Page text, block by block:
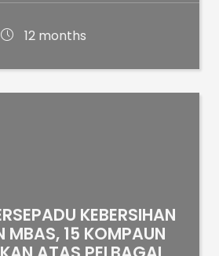
12 months
KEBERSIHAN
MBAS, 15 KOMPAUN